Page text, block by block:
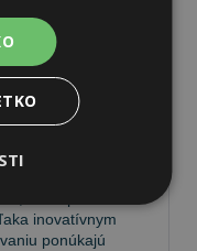
a
ceste
inovatívnym
ponúkajú